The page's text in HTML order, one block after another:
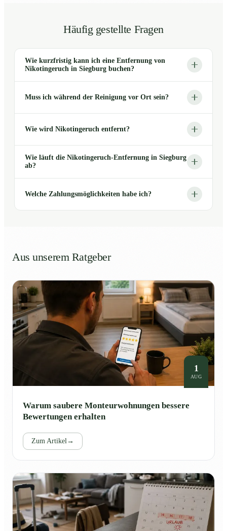
Häufig gestellte Fragen
Wie kurzfristig kann ich eine Entfernung von
Nikotingeruch in Siegburg buchen?
Muss ich während der Reinigung vor Ort sein?
Wie wird Nikotingeruch entfernt?
Wie läuft die Nikotingeruch-Entfernung in Siegburg
ab?
Welche Zahlungsmöglichkeiten habe ich?
Aus unserem Ratgeber
1
AUG
Warum saubere Monteurwohnungen bessere
Bewertungen erhalten
Zum Artikel →